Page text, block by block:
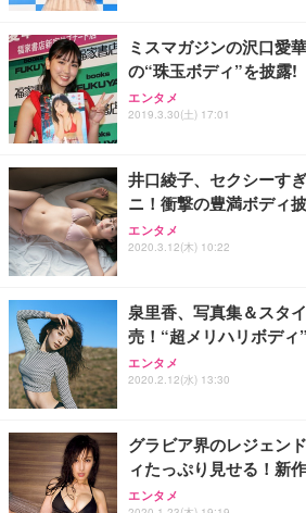
務用 おしゃれ パソコンチ
ANDWINT オフィスチェア
ッシュ 通気性 ランバーサポ
ス圧無段階昇降 360度回転
【MiniLED/24.5inch/280Hz/
HOOTER Gaming Monitor
グモニター QD 24.5インチ
アイリスオーヤマ ペットシ
ュラー 200枚入【
ミスマガジンの沢口愛
の“珠玉ボディ”を披露!
エンタメ
2019.3.30(土) 17:01
井口綾子、セクシーす
ニ！衝撃の豊満ボディ
エンタメ
2020.3.12(木) 10:22
泉里香、写真集＆スタ
売！“超メリハリボデ
エンタメ
2020.2.12(水) 13:30
グラビア界のレジェン
ィたっぷり見せる！新
エンタメ